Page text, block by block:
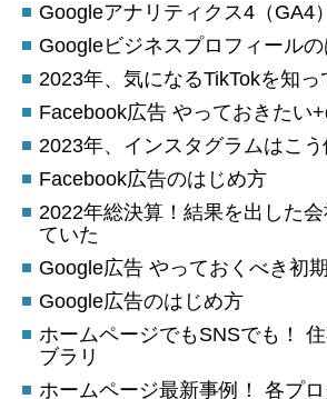
Googleアナリティクス4（GA4
Googleビジネスプロフィール
2023年、気になるTikTokを知っ
Facebook広告 やっておきたい
2023年、インスタグラムはこう
Facebook広告のはじめ方
2022年総決算！結果を出した
ていた
Google広告 やっておくべき初
Google広告のはじめ方
ホームページでもSNSでも！
ブラリ
ホームページ最新事例！ 各プ